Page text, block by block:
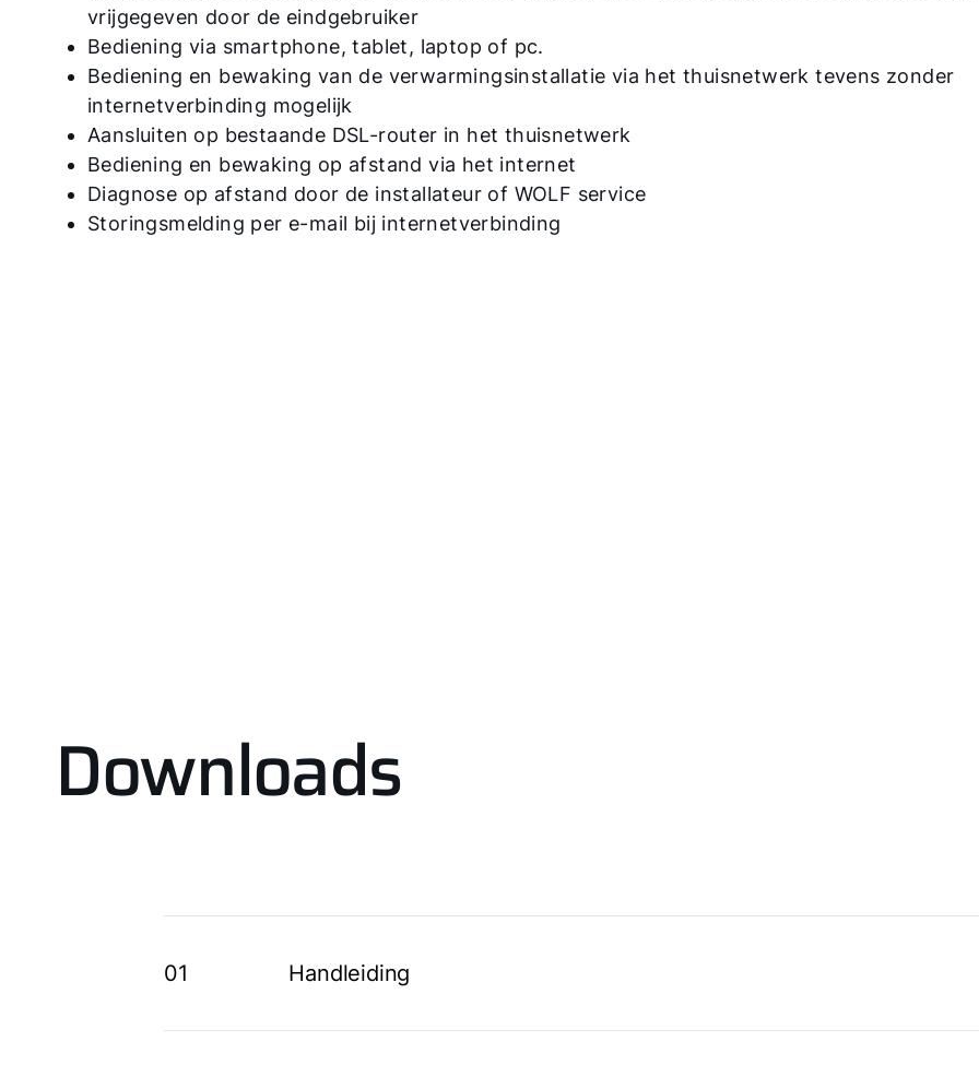
vrijgegeven door de eindgebruiker
Bediening via smartphone, tablet, laptop of pc.
Bediening en bewaking van de verwarmingsinstallatie via het thuisnetwerk tevens zonder
internetverbinding mogelijk
Aansluiten op bestaande DSL-router in het thuisnetwerk
Bediening en bewaking op afstand via het internet
Diagnose op afstand door de installateur of WOLF service
Storingsmelding per e-mail bij internetverbinding
Downloads
01 Handleiding